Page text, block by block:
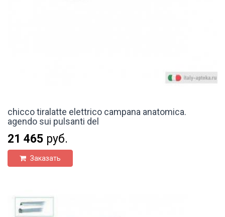
chicco tiralatte elettrico campana anatomica.
agendo sui pulsanti del
21 465 руб.
Заказать